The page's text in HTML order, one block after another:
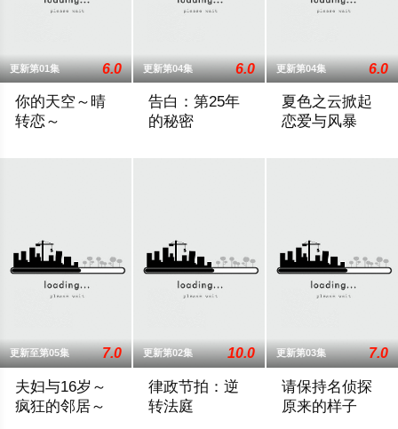
更新第01集 6.0
你的天空～晴
转恋～
更新第04集 6.0
告白：第25年
的秘密
更新第04集 6.0
夏色之云掀起
恋爱与风暴
更新至第05集 7.0
夫妇与16岁～
疯狂的邻居～
更新第02集 10.0
律政节拍：逆
转法庭
更新第03集 7.0
请保持名侦探
原来的样子